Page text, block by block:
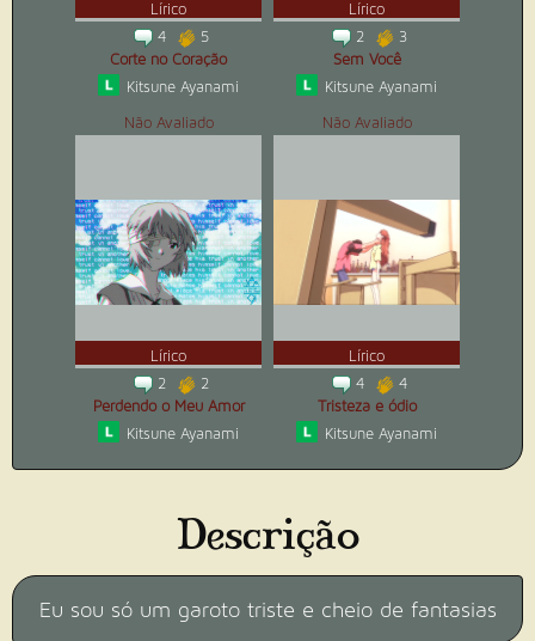
Lírico
4
5
Corte no Coração
Kitsune Ayanami
Lírico
2
3
Sem Você
Kitsune Ayanami
Não Avaliado
Lírico
2
2
Perdendo o Meu Amor
Kitsune Ayanami
Não Avaliado
Lírico
4
4
Tristeza e ódio
Kitsune Ayanami
Descrição
Eu sou só um garoto triste e cheio de fantasias